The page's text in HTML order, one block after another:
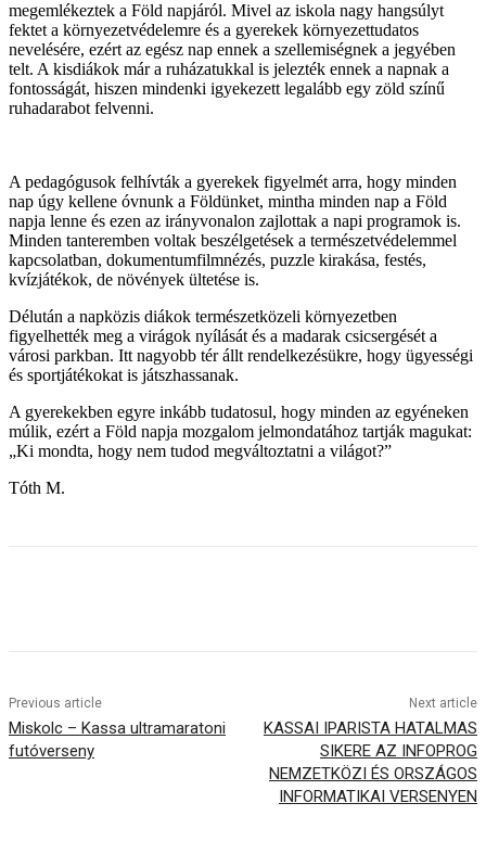
megemlékeztek a Föld napjáról. Mivel az iskola nagy hangsúlyt
fektet a környezetvédelemre és a gyerekek környezettudatos
nevelésére, ezért az egész nap ennek a szellemiségnek a jegyében
telt. A kisdiákok már a ruházatukkal is jelezték ennek a napnak a
fontosságát, hiszen mindenki igyekezett legalább egy zöld színű
ruhadarabot felvenni.
A pedagógusok felhívták a gyerekek figyelmét arra, hogy minden
nap úgy kellene óvnunk a Földünket, mintha minden nap a Föld
napja lenne és ezen az irányvonalon zajlottak a napi programok is.
Minden tanteremben voltak beszélgetések a természetvédelemmel
kapcsolatban, dokumentumfilmnézés, puzzle kirakása, festés,
kvízjátékok, de növények ültetése is.
Délután a napközis diákok természetközeli környezetben
figyelhették meg a virágok nyílását és a madarak csicsergését a
városi parkban. Itt nagyobb tér állt rendelkezésükre, hogy ügyességi
és sportjátékokat is játszhassanak.
A gyerekekben egyre inkább tudatosul, hogy minden az egyéneken
múlik, ezért a Föld napja mozgalom jelmondatához tartják magukat:
„Ki mondta, hogy nem tudod megváltoztatni a világot?”
Tóth M.
Previous article
Miskolc – Kassa ultramaratoni
futóverseny
Next article
KASSAI IPARISTA HATALMAS
SIKERE AZ INFOPROG
NEMZETKÖZI ÉS ORSZÁGOS
INFORMATIKAI VERSENYEN